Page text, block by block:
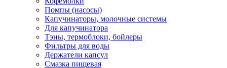
Помпы (насосы)
Капучинаторы, молочные системы
Для капучинатора
Тэны, термоблоки, бойлеры
Фильтры для воды
Держатели капсул
Смазка пищевая